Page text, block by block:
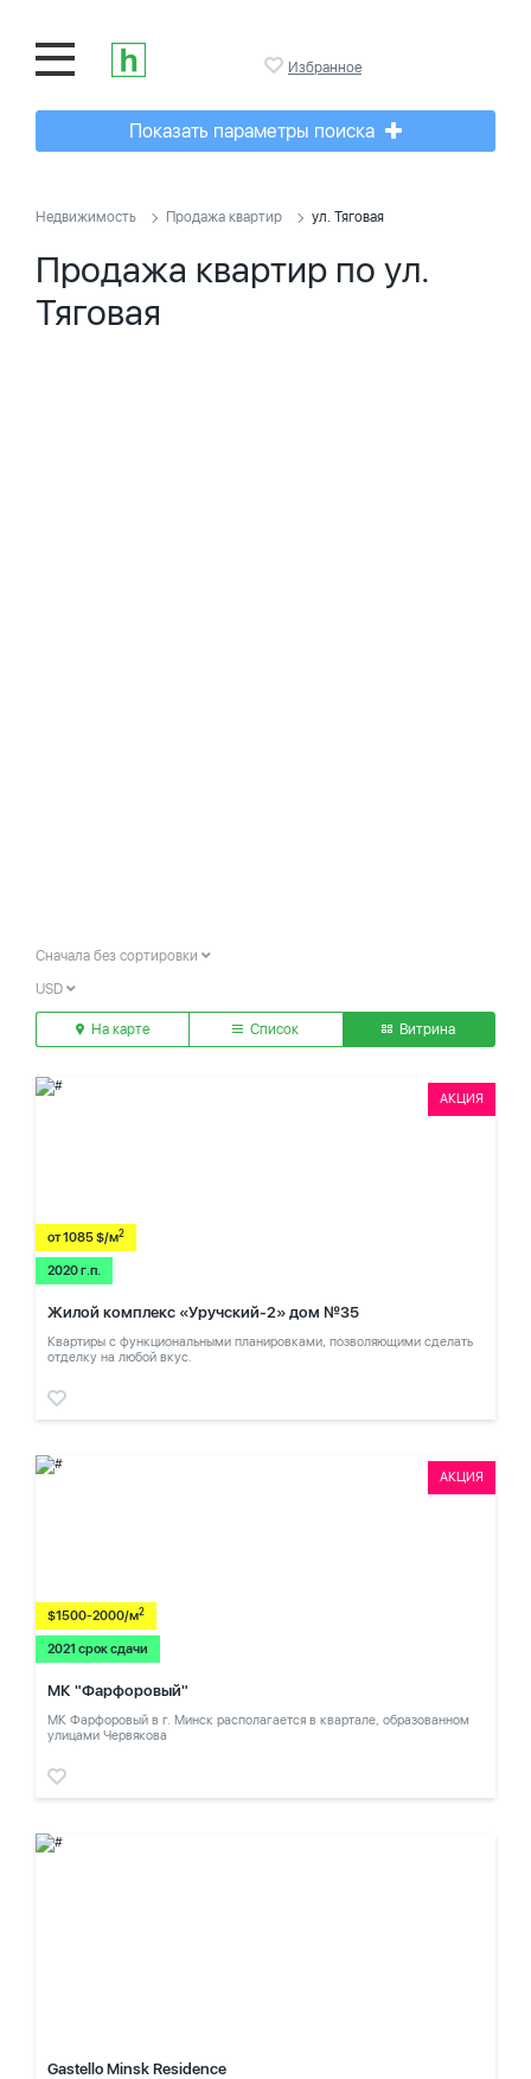
Избранное
Показать параметры поиска
Недвижимость Продажа квартир ул. Тяговая
Продажа квартир по ул.
Тяговая
Сначала без сортировки
USD
На карте Список Витрина
АКЦИЯ
от 1085 $/м2
2020 г.п.
Жилой комплекс «Уручский-2» дом №35
Квартиры с функциональными планировками, позволяющими сделать
отделку на любой вкус.
АКЦИЯ
$1500-2000/м2
2021 срок сдачи
МК "Фарфоровый"
МК Фарфоровый в г. Минск располагается в квартале, образованном
улицами Червякова
Gastello Minsk Residence